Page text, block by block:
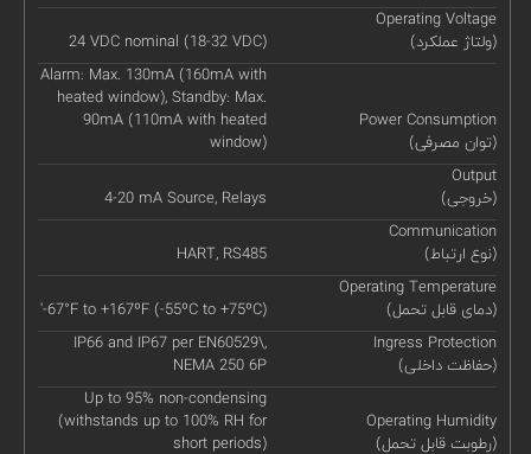
Operating Voltage
(ولتاژ عملکرد)
24 VDC nominal (18-32 VDC)
Power Consumption
(توان مصرفی)
Alarm: Max. 130mA (160mA with
heated window), Standby: Max.
90mA (110mA with heated
window)
Output
(خروجی)
4-20 mA Source, Relays
Communication
(نوع ارتباط)
HART, RS485
Operating Temperature
(دمای قابل تحمل)
'-67°F to +167ºF (-55ºC to +75ºC)
Ingress Protection
(حفاظت داخلی)
IP66 and IP67 per EN60529\,
NEMA 250 6P
Operating Humidity
(رطوبت قابل تحمل)
Up to 95% non-condensing
(withstands up to 100% RH for
short periods)